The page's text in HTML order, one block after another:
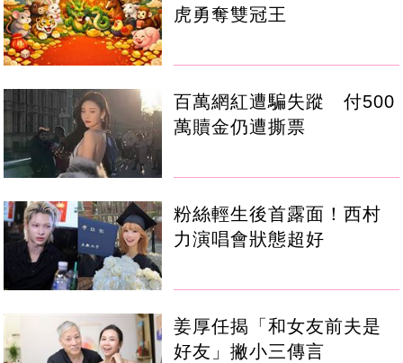
虎勇奪雙冠王
百萬網紅遭騙失蹤 付500
萬贖金仍遭撕票
粉絲輕生後首露面！西村
力演唱會狀態超好
姜厚任揭「和女友前夫是
好友」撇小三傳言